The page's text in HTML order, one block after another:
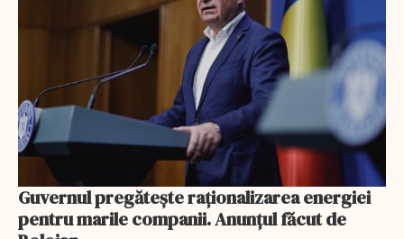
Guvernul pregătește raționalizarea energiei
pentru marile companii. Anunțul făcut de